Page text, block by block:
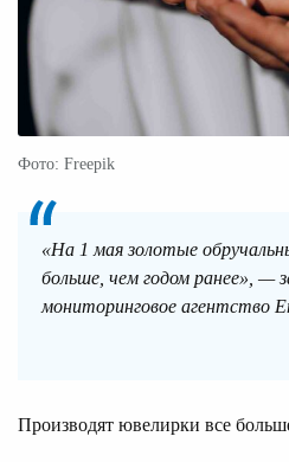
Фото: Freepik
«На 1 мая золотые
больше, чем годом ранее», —
мониторинговое агентство
Производят ювелирки все